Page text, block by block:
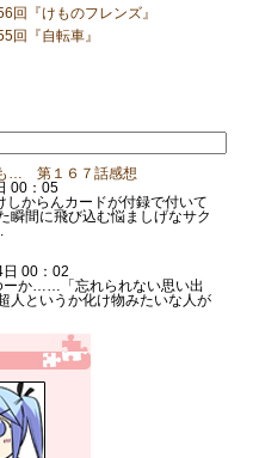
回『けものフレンズ』
回『自転車』
… 第１６７話感想
00：05
からんカードが付録で付いて
瞬間に飛び込む悩ましげなサク
00：02
か……「忘れられない思い出
というか化け物みたいな人が